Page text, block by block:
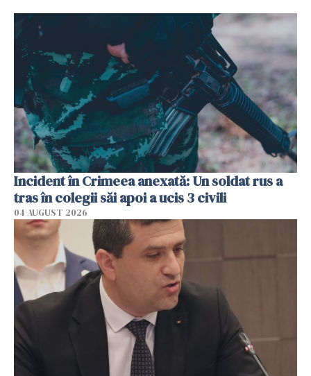
Incident în Crimeea anexată: Un soldat rus a
tras în colegii săi apoi a ucis 3 civili
04 AUGUST 2026